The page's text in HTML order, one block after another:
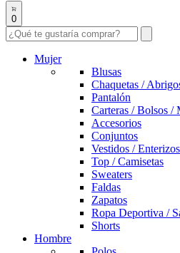
0
Mujer
Blusas
Chaquetas /
Pantalón
Carteras / Bolsos /
Accesorios
Conjuntos
Vestidos / Enterizos
Top / Camisetas
Sweaters
Faldas
Zapatos
Ropa Deportiva /
Shorts
Hombre